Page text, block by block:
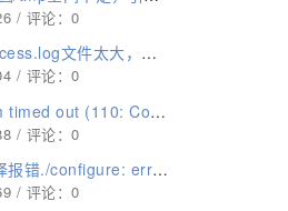
/ 评论：0
文件太大，自动释放清理
/ 评论：0
timed out) while reading response header from upstream解决办法
/ 评论：0
SSL modules require the OpenSSL library. 解决办法
/ 评论：0